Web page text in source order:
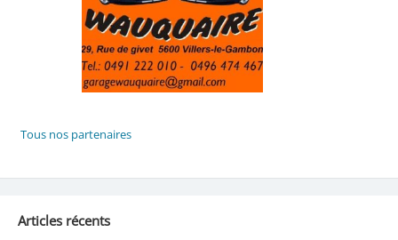
Tous nos partenaires
Articles récents